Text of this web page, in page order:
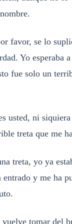
favor, se lo
Yo esperaba
fue solo un
usted, ni
treta que me
treta, yo ya
entrado y me ha
tomar del